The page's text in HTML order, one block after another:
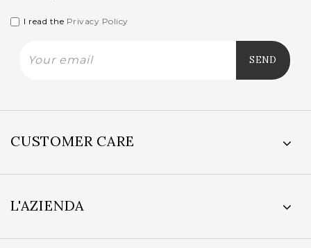
I read the Privacy Policy
CUSTOMER CARE
L'AZIENDA